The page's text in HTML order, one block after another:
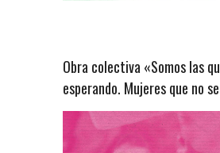
Obra colectiva «Somos las
esperando. Mujeres que no